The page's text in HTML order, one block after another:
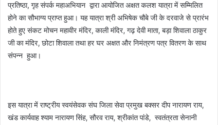
प्रतिष्ठा, गृह संपर्क महाअभियान द्वारा आयोजित अक्षत कलश यात्रा में सम्मिलित
होने का सौभाग्य प्राप्त हुआ। यह यात्रा श्री अभिषेक चौबे जी के दरवाजे से प्रारंभ
होते हुए संकट मोचन महावीर मंदिर, काली मंदिर, गढ़ देवी माता, बड़ा शिवाला ठाकुर
जी का मंदिर, छोटा शिवाला तथा हर घर अक्षत और निमंत्रण पत्र वितरण के साथ
संपन्न हुआ।
इस यात्रा में राष्ट्रीय स्वयंसेवक संघ जिला सेवा प्रमुख बक्सर दीप नारायण राय,
खंड कार्यवाह श्याम नारायण सिंह, सौरव राय, श्रीकांत पांडे, स्वतंत्रता सेनानी